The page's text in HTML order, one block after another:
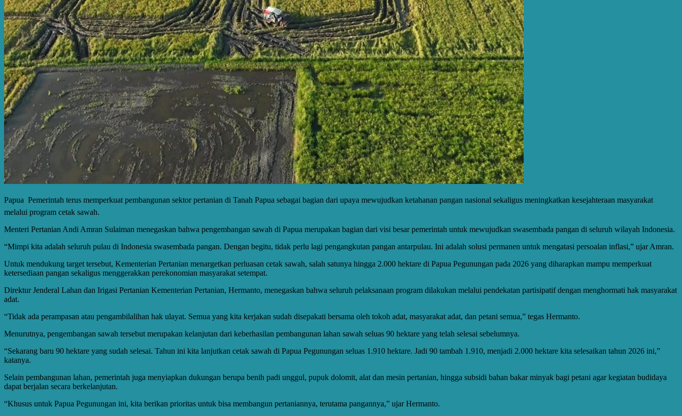
Papua  Pemerintah terus memperkuat pembangunan sektor pertanian di Tanah Papua sebagai bagian dari upaya mewujudkan ketahanan pangan nasional sekaligus meningkatkan kesejahteraan masyarakat
melalui program cetak sawah.
Menteri Pertanian Andi Amran Sulaiman menegaskan bahwa pengembangan sawah di Papua merupakan bagian dari visi besar pemerintah untuk mewujudkan swasembada pangan di seluruh wilayah Indonesia.
“Mimpi kita adalah seluruh pulau di Indonesia swasembada pangan. Dengan begitu, tidak perlu lagi pengangkutan pangan antarpulau. Ini adalah solusi permanen untuk mengatasi persoalan inflasi,” ujar Amran.
Untuk mendukung target tersebut, Kementerian Pertanian menargetkan perluasan cetak sawah, salah satunya hingga 2.000 hektare di Papua Pegunungan pada 2026 yang diharapkan mampu memperkuat
ketersediaan pangan sekaligus menggerakkan perekonomian masyarakat setempat.
Direktur Jenderal Lahan dan Irigasi Pertanian Kementerian Pertanian, Hermanto, menegaskan bahwa seluruh pelaksanaan program dilakukan melalui pendekatan partisipatif dengan menghormati hak masyarakat
adat.
“Tidak ada perampasan atau pengambilalihan hak ulayat. Semua yang kita kerjakan sudah disepakati bersama oleh tokoh adat, masyarakat adat, dan petani semua,” tegas Hermanto.
Menurutnya, pengembangan sawah tersebut merupakan kelanjutan dari keberhasilan pembangunan lahan sawah seluas 90 hektare yang telah selesai sebelumnya.
“Sekarang baru 90 hektare yang sudah selesai. Tahun ini kita lanjutkan cetak sawah di Papua Pegunungan seluas 1.910 hektare. Jadi 90 tambah 1.910, menjadi 2.000 hektare kita selesaikan tahun 2026 ini,”
katanya.
Selain pembangunan lahan, pemerintah juga menyiapkan dukungan berupa benih padi unggul, pupuk dolomit, alat dan mesin pertanian, hingga subsidi bahan bakar minyak bagi petani agar kegiatan budidaya
dapat berjalan secara berkelanjutan.
“Khusus untuk Papua Pegunungan ini, kita berikan prioritas untuk bisa membangun pertaniannya, terutama pangannya,” ujar Hermanto.